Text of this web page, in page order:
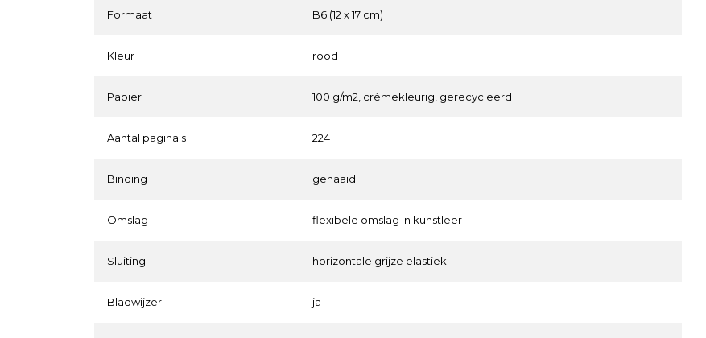
Formaat B6 (12 x 17 cm)
Kleur rood
Papier 100 g/m2, crèmekleurig, gerecycleerd
Aantal pagina's 224
Binding genaaid
Omslag flexibele omslag in kunstleer
Sluiting horizontale grijze elastiek
Bladwijzer ja